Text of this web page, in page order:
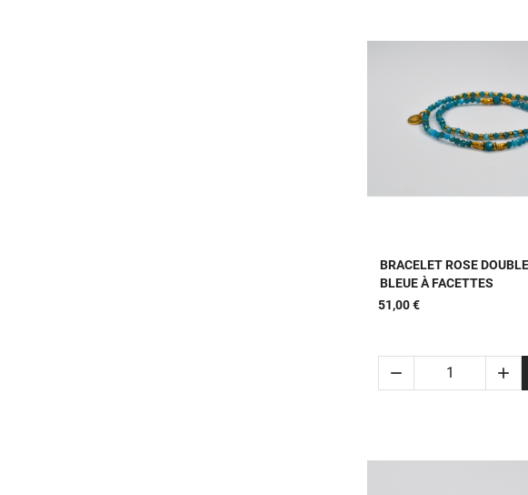
APERÇU
BRACELET ROSE
BLEUE À FACETTES
51,00 €
 